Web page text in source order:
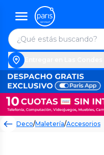
Deco/Maletería/Accesorios